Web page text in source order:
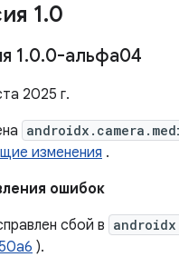
1.0
1.0.0-альфа04
2025 г.
изменения .
ошибок
сбой в
).